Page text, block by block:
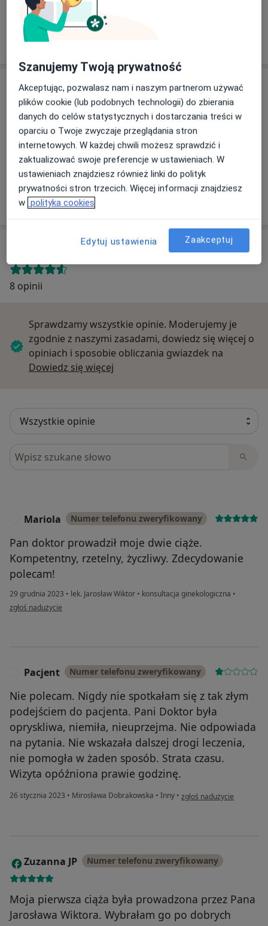
lek. Jarosław Wiktor
Ginekolog
Adres
Powiększ mapę
Przychodnia Lekarska Lege Artis
Kutnowska 4, 42-221 Częstochowa
Opinie o specjalistach (8)
8 opinii
Sprawdzamy wszystkie opinie. Moderujemy je
zgodnie z naszymi zasadami, dowiedz się więcej o
opiniach i sposobie obliczania gwiazdek na
Dowiedz się więcej
Szukaj w opiniach
Mariola Numer telefonu zweryfikowany
Pan doktor prowadził moje dwie ciąże.
Kompetentny, rzetelny, życzliwy. Zdecydowanie
polecam!
29 grudnia 2023 • lek. Jarosław Wiktor • konsultacja ginekologiczna •
w opinii użytkownika Mariola
zgłoś nadużycie
Pacjent Numer telefonu zweryfikowany
Nie polecam. Nigdy nie spotkałam się z tak złym
podejściem do pacjenta. Pani Doktor była
opryskliwa, niemiła, nieuprzejma. Nie odpowiada
na pytania. Nie wskazała dalszej drogi leczenia,
nie pomogła w żaden sposób. Strata czasu.
Wizyta opóźniona prawie godzinę.
26 stycznia 2023 • Mirosława Dobrakowska • Inny • w opinii użytkownika
zgłoś nadużycie
Z Zuzanna JP Numer telefonu zweryfikowany
Moja pierwsza ciąża była prowadzona przez Pana
Jarosława Wiktora. Wybrałam go po dobrych
Szanujemy Twoją prywatność
Akceptując, pozwalasz nam i naszym partnerom używać
plików cookie (lub podobnych technologii) do zbierania
danych do celów statystycznych i dostarczania treści w
oparciu o Twoje zwyczaje przeglądania stron
internetowych. W każdej chwili możesz sprawdzić i
zaktualizować swoje preferencje w ustawieniach. W
ustawieniach znajdziesz również linki do polityk
prywatności stron trzecich. Więcej informacji znajdziesz
w polityka cookies
Edytuj ustawienia Zaakceptuj